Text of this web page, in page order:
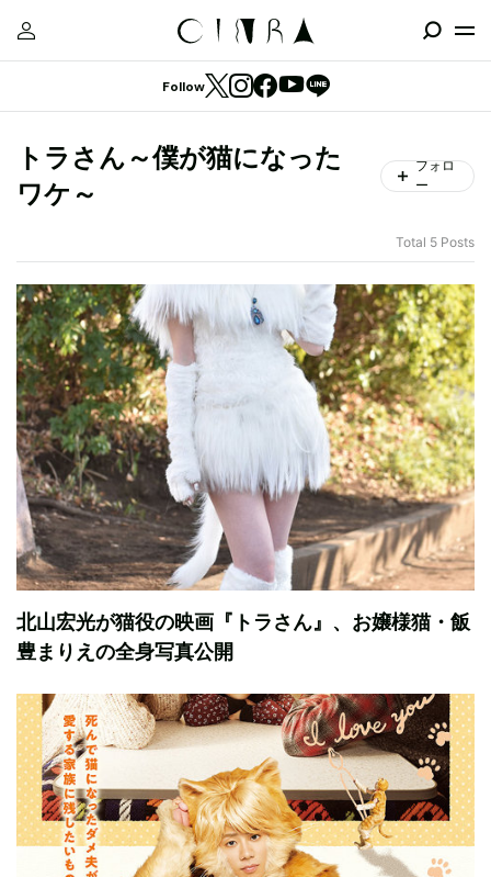
Follow
トラさん～僕が猫になった
ワケ～
フォロ
ー
Total 5 Posts
北山宏光が猫役の映画『トラさん』、お嬢様猫・飯
豊まりえの全身写真公開